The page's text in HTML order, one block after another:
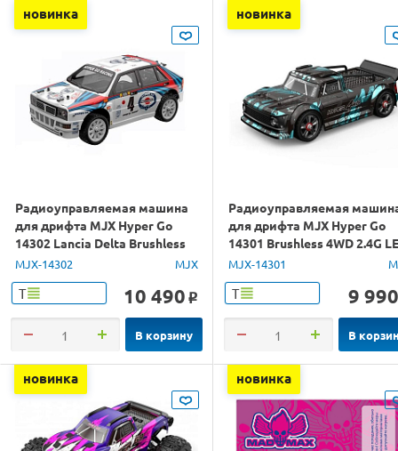
новинка
Радиоуправляемая машина
для дрифта MJX Hyper Go
14302 Lancia Delta Brushless
4WD 2.4G LED 1/14 RTR
MJX-14302 MJX
Т 10 490 o
В корзину
новинка
Радиоуправляемая
для дрифта MJX Hyper Go
14301 Brushless 4WD 2.4G
1/14 RTR
MJX-14301
Т 9 990
В
новинка новинка